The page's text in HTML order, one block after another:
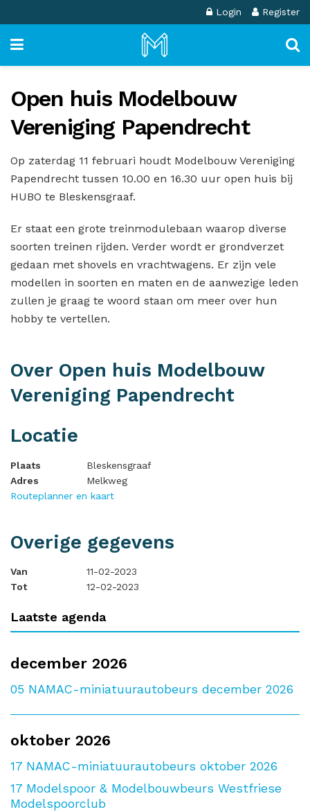
Login Register
Open huis Modelbouw
Vereniging Papendrecht
Op zaterdag 11 februari houdt Modelbouw Vereniging
Papendrecht tussen 10.00 en 16.30 uur open huis bij
HUBO te Bleskensgraaf.
Er staat een grote treinmodulebaan waarop diverse
soorten treinen rijden. Verder wordt er grondverzet
gedaan met shovels en vrachtwagens. Er zijn vele
modellen in soorten en maten en de aanwezige leden
zullen je graag te woord staan om meer over hun
hobby te vertellen.
Over Open huis Modelbouw
Vereniging Papendrecht
Locatie
Plaats
Bleskensgraaf
Adres
Melkweg
Routeplanner en kaart
Overige gegevens
Van
11-02-2023
Tot
12-02-2023
Laatste agenda
december 2026
05 NAMAC-miniatuurautobeurs december 2026
oktober 2026
17 NAMAC-miniatuurautobeurs oktober 2026
17 Modelspoor & Modelbouwbeurs Westfriese
Modelspoorclub